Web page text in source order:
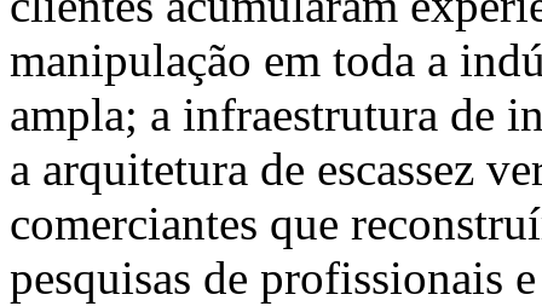
manipulação em toda a
ampla; a infraestrutura de
a arquitetura de escassez
comerciantes que
pesquisas de profissionais